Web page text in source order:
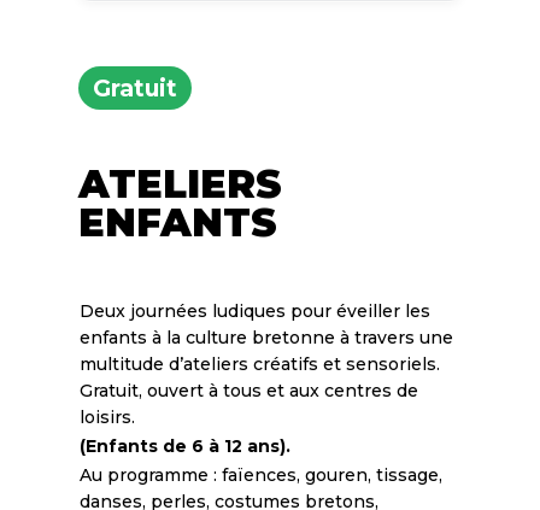
Gratuit
ATELIERS
ENFANTS
Deux journées ludiques pour éveiller les
enfants à la culture bretonne à travers une
multitude d’ateliers créatifs et sensoriels.
Gratuit, ouvert à tous et aux centres de
loisirs.
(Enfants de 6 à 12 ans).
Au programme : faïences, gouren, tissage,
danses, perles, costumes bretons,